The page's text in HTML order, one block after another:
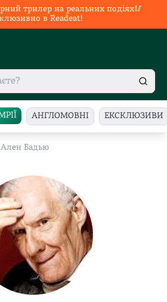
трилер на реальних подіях🥢
в Readeat!
АНГЛОМОВНІ ЕКСКЛЮЗИВИ
Ален Бадью